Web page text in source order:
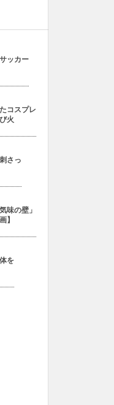
ッカー
コスプレ
火
さっ
味の壁」
】
を